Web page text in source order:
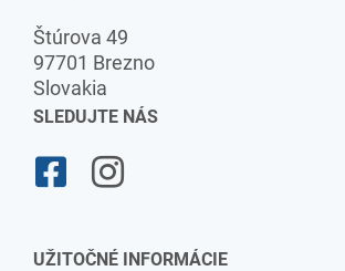
Štúrova 49
97701 Brezno
Slovakia
SLEDUJTE NÁS
UŽITOČNÉ INFORMÁCIE